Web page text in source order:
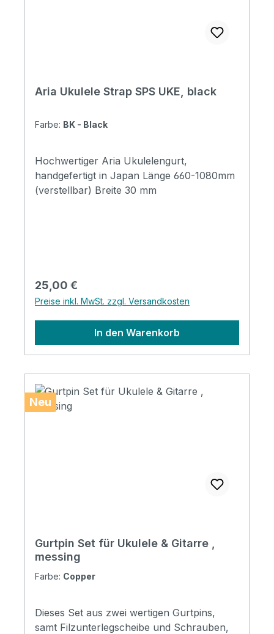
Aria Ukulele Strap SPS UKE, black
Farbe: BK - Black
Hochwertiger Aria Ukulelengurt,
handgefertigt in Japan Länge 660-1080mm
(verstellbar) Breite 30 mm
Regulärer Preis:
25,00 €
Preise inkl. MwSt. zzgl. Versandkosten
In den Warenkorb
Neu
Gurtpin Set für Ukulele & Gitarre ,
messing
Farbe: Copper
Dieses Set aus zwei wertigen Gurtpins,
samt Filzunterlegscheibe und Schrauben,